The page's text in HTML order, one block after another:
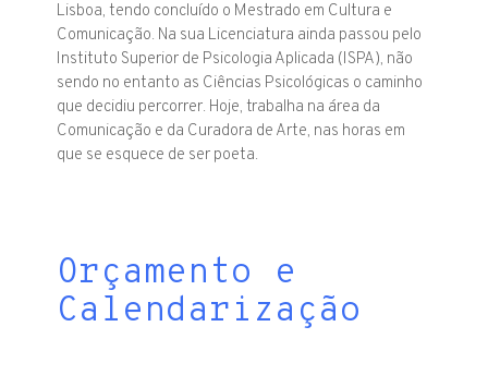
Lisboa, tendo concluído o Mestrado em Cultura e
Comunicação. Na sua Licenciatura ainda passou pelo
Instituto Superior de Psicologia Aplicada (ISPA), não
sendo no entanto as Ciências Psicológicas o caminho
que decidiu percorrer. Hoje, trabalha na área da
Comunicação e da Curadora de Arte, nas horas em
que se esquece de ser poeta.
Orçamento e
Calendarização